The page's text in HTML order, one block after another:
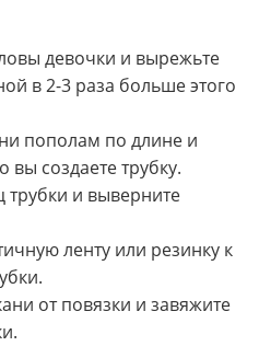
девочки и вырежьте
в 2-3 раза больше этого
пополам по длине и
вы создаете трубку.
и выверните
ленту или резинку к
от повязки и завяжите